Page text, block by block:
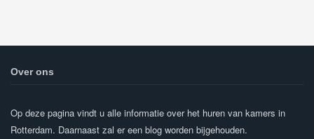
Over ons
Op deze pagina vindt u alle informatie over het huren van kamers in
Rotterdam. Daarnaast zal er een blog worden bijgehouden.